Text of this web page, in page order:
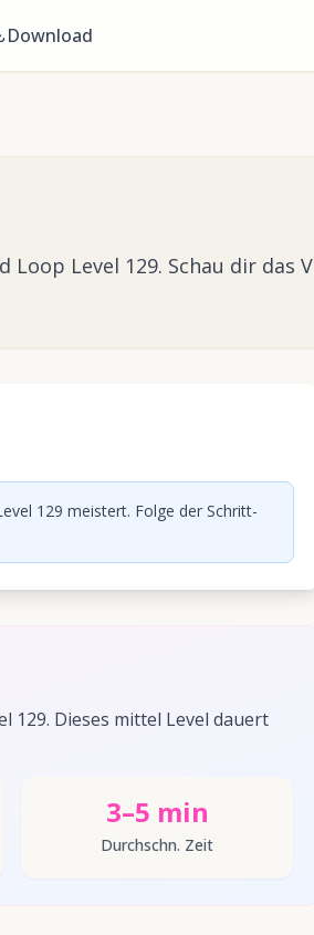
Download
Level 129. Schau dir das
129 meistert. Folge der Schritt-
129. Dieses mittel Level dauert
3–5 min
Durchschn. Zeit